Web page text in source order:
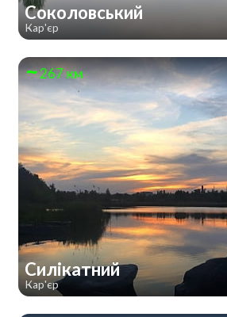
Соколовський
Кар'єр
267 км
Силікатний
Кар'єр